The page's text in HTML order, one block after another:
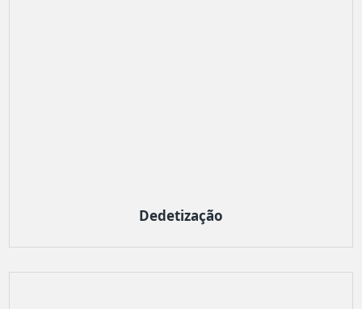
Dedetização